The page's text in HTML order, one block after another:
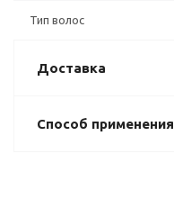
Тип волос
Доставка
Способ применения